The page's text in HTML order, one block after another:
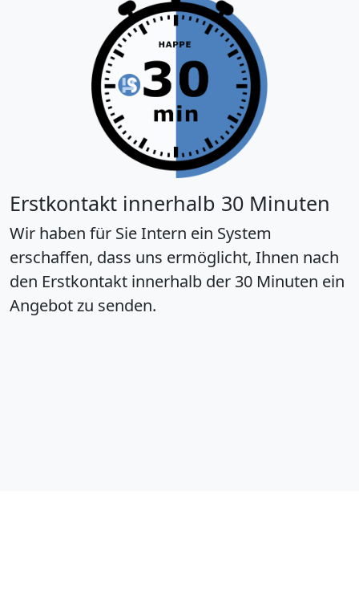
Erstkontakt innerhalb 30 Minuten
Wir haben für Sie Intern ein System
erschaffen, dass uns ermöglicht, Ihnen nach
den Erstkontakt innerhalb der 30 Minuten ein
Angebot zu senden.